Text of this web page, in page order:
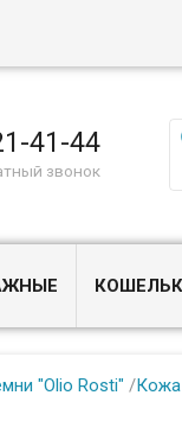
41-44
звонок
"Olio Rosti" /Кожа